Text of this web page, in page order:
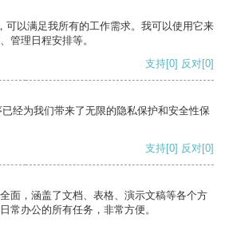
可以满足我所有的工作需求。我可以使用它来
管理日程安排等。
支持[0] 反对[0]
经为我们带来了无限的隐私保护和安全性保
支持[0] 反对[0]
面，涵盖了文档、表格、演示文稿等各个方
常办公的所有任务，非常方便。